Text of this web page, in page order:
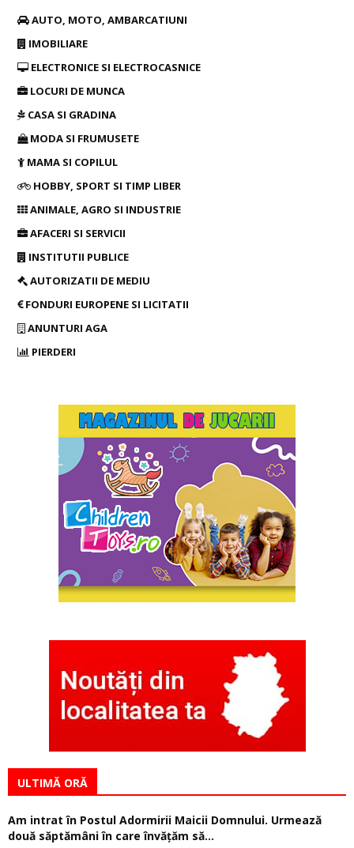
AUTO, MOTO, AMBARCATIUNI
IMOBILIARE
ELECTRONICE SI ELECTROCASNICE
LOCURI DE MUNCA
CASA SI GRADINA
MODA SI FRUMUSETE
MAMA SI COPILUL
HOBBY, SPORT SI TIMP LIBER
ANIMALE, AGRO SI INDUSTRIE
AFACERI SI SERVICII
INSTITUTII PUBLICE
AUTORIZATII DE MEDIU
FONDURI EUROPENE SI LICITATII
ANUNTURI AGA
PIERDERI
ULTIMĂ ORĂ
Am intrat în Postul Adormirii Maicii Domnului. Urmează
două săptămâni în care învăţăm să...